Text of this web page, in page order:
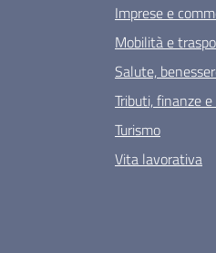
Imprese e
Mobilità e
Salute,
Tributi, finanze
Turismo
Vita lavorativa